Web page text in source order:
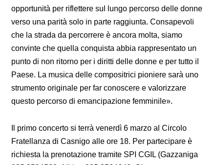
opportunità per riflettere sul lungo percorso delle donne
verso una parità solo in parte raggiunta. Consapevoli
che la strada da percorrere è ancora molta, siamo
convinte che quella conquista abbia rappresentato un
punto di non ritorno per i diritti delle donne e per tutto il
Paese. La musica delle compositrici pioniere sarà uno
strumento originale per far conoscere e valorizzare
questo percorso di emancipazione femminile».
Il primo concerto si terrà venerdì 6 marzo al Circolo
Fratellanza di Casnigo alle ore 18. Per partecipare è
richiesta la prenotazione tramite SPI CGIL (Gazzaniga